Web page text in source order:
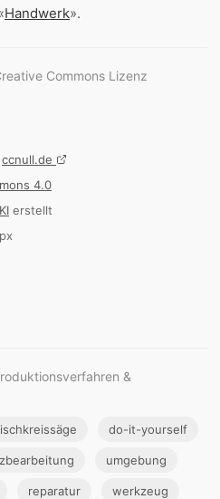
Handwerk».
Commons Lizenz
ccnull.de
4.0
KI erstellt
&
do-it-yourself
umgebung
reparatur werkzeug